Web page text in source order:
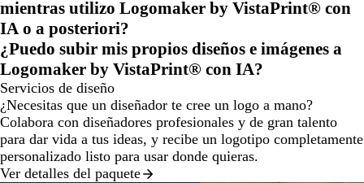
mientras utilizo Logomaker by VistaPrint® con
IA o a posteriori?
¿Puedo subir mis propios diseños e imágenes a
Logomaker by VistaPrint® con IA?
Servicios de diseño
¿Necesitas que un diseñador te cree un logo a mano?
Colabora con diseñadores profesionales y de gran talento
para dar vida a tus ideas, y recibe un logotipo completamente
personalizado listo para usar donde quieras.
Ver detalles del paquete